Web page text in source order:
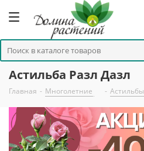
Астильба Разл Дазл
Главная - Многолетние - Астильбы